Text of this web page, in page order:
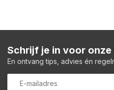
Schrijf je in voor
En ontvang tips, advies én